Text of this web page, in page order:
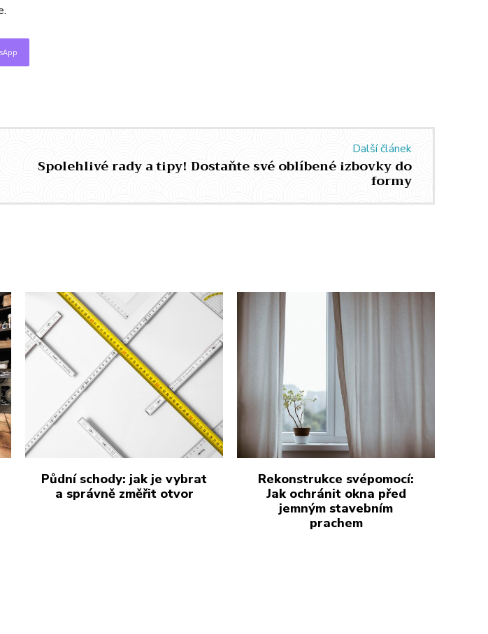
Další článek
Spolehlivé rady a tipy! Dostaňte své oblíbené izbovky do
formy
Půdní schody: jak je vybrat
a správně změřit otvor
Rekonstrukce svépomocí:
Jak ochránit okna před
jemným stavebním
prachem